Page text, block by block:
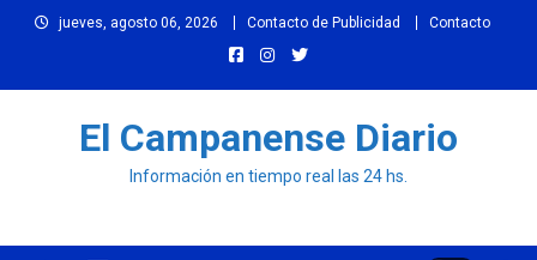
jueves, agosto 06, 2026 Contacto de Publicidad Contacto
El Campanense Diario
Información en tiempo real las 24 hs.